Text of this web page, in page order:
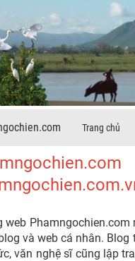
Trang chủ
web
và web cá nhân.
văn nghệ sĩ cũng lập